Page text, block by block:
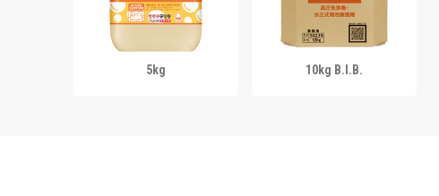
5kg 10kg B.I.B.